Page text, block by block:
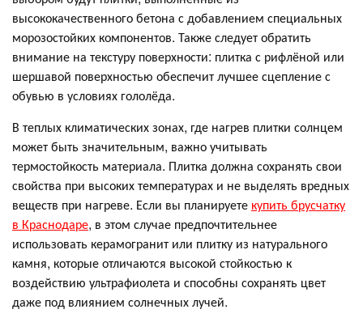
высококачественного бетона с добавлением специальных
морозостойких компонентов. Также следует обратить
внимание на текстуру поверхности: плитка с рифлёной или
шершавой поверхностью обеспечит лучшее сцепление с
обувью в условиях гололёда.
В теплых климатических зонах, где нагрев плитки солнцем
может быть значительным, важно учитывать
термостойкость материала. Плитка должна сохранять свои
свойства при высоких температурах и не выделять вредных
веществ при нагреве. Если вы планируете купить брусчатку
в Краснодаре, в этом случае предпочтительнее
использовать керамогранит или плитку из натурального
камня, которые отличаются высокой стойкостью к
воздействию ультрафиолета и способны сохранять цвет
даже под влиянием солнечных лучей.